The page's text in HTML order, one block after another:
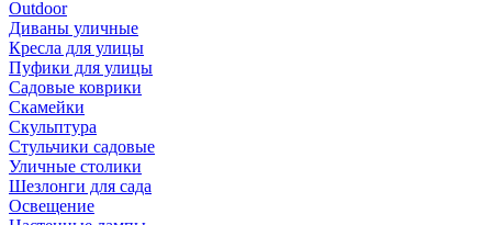
Outdoor
Диваны уличные
Кресла для улицы
Пуфики для улицы
Садовые коврики
Скамейки
Скульптура
Стульчики садовые
Уличные столики
Шезлонги для сада
Освещение